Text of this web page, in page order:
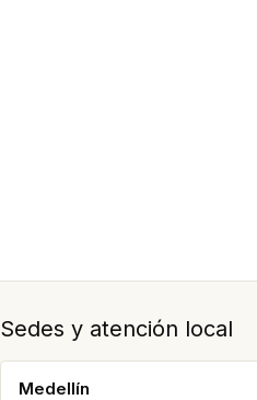
Sedes y atención local
Medellín